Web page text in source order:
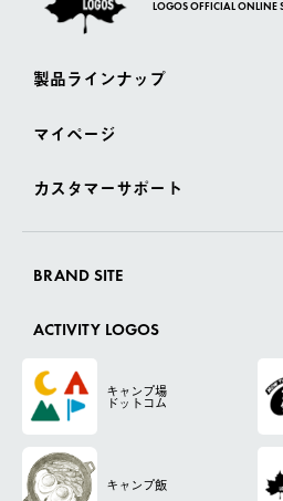
LOGOS OFFICIAL ONLINE
製品ラインナップ
マイページ
カスタマーサポート
BRAND SITE
ACTIVITY LOGOS
キャンプ場
ドットコム
キャンプ飯